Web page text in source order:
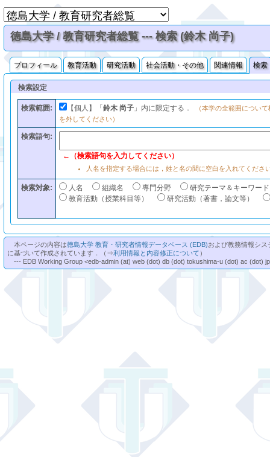
徳島大学 / 教育研究者総覧 --- 検索 (鈴木 尚子)
プロフィール 教育活動 研究活動 社会活動・その他 関連情報 検索
検索設定
検索範囲: 【個人】「 鈴木 尚子」内に限定する．
（本学の全範囲につい
を外してください）
検索語句:
←（検索語句を入力してください）
人名を指定する場合には，姓と名の間に空白を入れてくださ
検索対象: 人名 組織名 専門分野
研究テーマ＆キーワード
教育活動（授業科目等）
研究活動（著書，論文等）
本ページの内容は徳島大学 教育・研究者情報データベース (EDB)および教務情報シ
に基づいて作成されています．（⇒利用情報と内容修正について ）
--- EDB Working Group <edb-admin (at) web (dot) db (dot) tokushima-u (dot) ac (dot)